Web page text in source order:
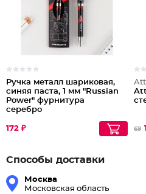
Ручка металл шариковая,
синяя паста, 1 мм "Russian
Power" фурнитура
серебро
172 ₽ 69
Способы доставки
Москва
Московская область